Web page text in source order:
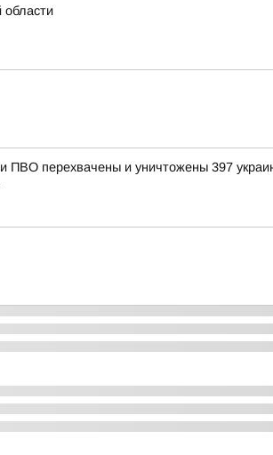
области
перехвачены и уничтожены 397